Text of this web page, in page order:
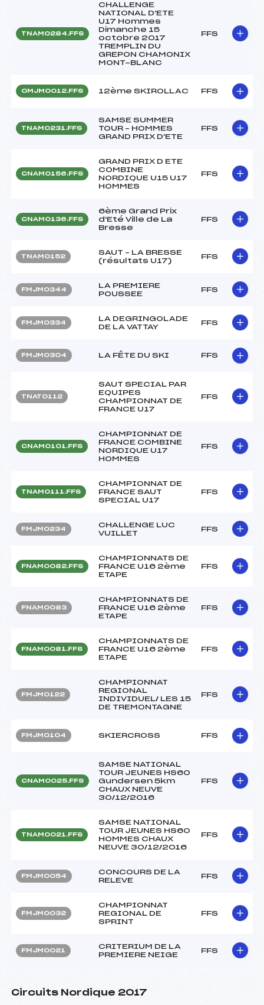
TNAM0284.FFS
CHALLENGE
NATIONAL D'ETE
U17 Hommes
Dimanche 15
octobre 2017
TREMPLIN DU
GREPON CHAMONIX
MONT-BLANC
FFS
OMJM0012.FFS 12ème SKIROLLAC FFS
TNAM0231.FFS
SAMSE SUMMER
TOUR – HOMMES
GRAND PRIX D'ETE
FFS
CNAM0156.FFS
GRAND PRIX D ETE
COMBINE
NORDIQUE U15 U17
HOMMES
FFS
CNAM0136.FFS
6ème Grand Prix
d'Eté Ville de La
Bresse
FFS
TNAM0152
SAUT – LA BRESSE
(résultats U17)
FFS
FMJM0344
LA PREMIERE
POUSSEE
FFS
FMJM0334
LA DEGRINGOLADE
DE LA VATTAY
FFS
FMJM0304 LA FÊTE DU SKI FFS
TNAT0112
SAUT SPECIAL PAR
EQUIPES
CHAMPIONNAT DE
FRANCE U17
FFS
CNAM0101.FFS
CHAMPIONNAT DE
FRANCE COMBINE
NORDIQUE U17
HOMMES
FFS
TNAM0111.FFS
CHAMPIONNAT DE
FRANCE SAUT
SPECIAL U17
FFS
FMJM0234
CHALLENGE LUC
VUILLET
FFS
FNAM0082.FFS
CHAMPIONNATS DE
FRANCE U16 2ème
ETAPE
FFS
FNAM0083
CHAMPIONNATS DE
FRANCE U16 2ème
ETAPE
FFS
FNAM0081.FFS
CHAMPIONNATS DE
FRANCE U16 2ème
ETAPE
FFS
FMJM0122
CHAMPIONNAT
REGIONAL
INDIVIDUEL/ LES 15
DE TREMONTAGNE
FFS
FMJM0104 SKIERCROSS FFS
CNAM0025.FFS
SAMSE NATIONAL
TOUR JEUNES HS60
Gundersen 5km
CHAUX NEUVE
30/12/2016
FFS
TNAM0021.FFS
SAMSE NATIONAL
TOUR JEUNES HS60
HOMMES CHAUX
NEUVE 30/12/2016
FFS
FMJM0054
CONCOURS DE LA
RELEVE
FFS
FMJM0032
CHAMPIONNAT
REGIONAL DE
SPRINT
FFS
FMJM0021
CRITERIUM DE LA
PREMIERE NEIGE
FFS
Circuits Nordique 2017